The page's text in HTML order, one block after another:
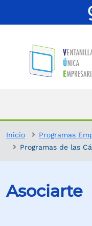
Inicio
Programas
Programas de las
Asociarte